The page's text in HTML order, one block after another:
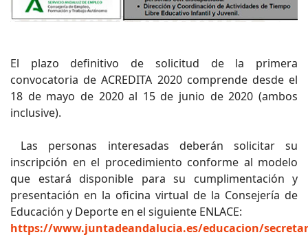
El plazo definitivo de solicitud de la primera
convocatoria de ACREDITA 2020 comprende desde el
18 de mayo de 2020 al 15 de junio de 2020 (ambos
inclusive).
Las personas interesadas deberán solicitar su
inscripción en el procedimiento conforme al modelo
que estará disponible para su cumplimentación y
presentación en la oficina virtual de la Consejería de
Educación y Deporte en el siguiente ENLACE:
https://www.juntadeandalucia.es/educacion/